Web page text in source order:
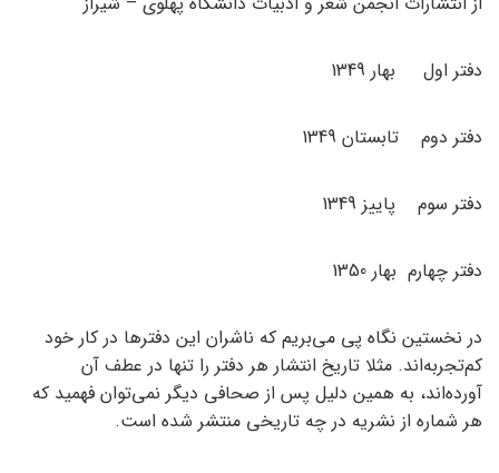
دفتر اول بهار 1349
دفتر دوم تابستان 1349
دفتر سوم پاییز 1349
دفتر چهارم بهار 1350
در نخستین نگاه پی می‌بریم که ناشران این دفترها در کار خود
کم‌تجربه‌اند. مثلا تاریخ انتشار هر دفتر را تنها در عطف آن
آورده‌اند، به همین دلیل پس از صحافی دیگر نمی‌توان فهمید که
هر شماره از نشریه در چه تاریخی منتشر شده است.